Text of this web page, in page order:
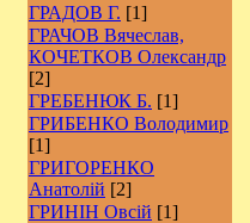
ГРАДОВ Г. [1]
ГРАЧОВ Вячеслав,
КОЧЕТКОВ Олександр
[2]
ГРЕБЕНЮК Б. [1]
ГРИБЕНКО Володимир
[1]
ГРИГОРЕНКО
Анатолій [2]
ГРИНІН Овсій [1]